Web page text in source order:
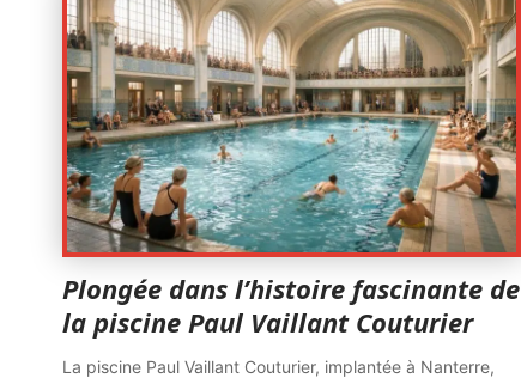
Plongée dans l’histoire fascinante de
la piscine Paul Vaillant Couturier
La piscine Paul Vaillant Couturier, implantée à Nanterre,